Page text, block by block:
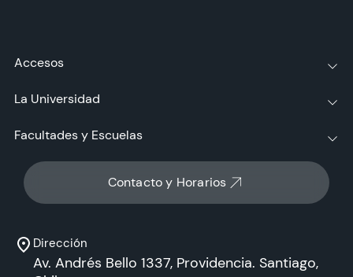
Contacto y Horarios
Dirección
Av. Andrés Bello 1337, Providencia. Santiago,
Accesos
La Universidad
Facultades y Escuelas